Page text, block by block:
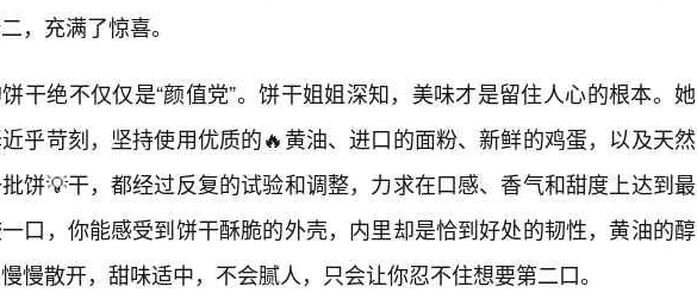
，充满了惊喜。
干绝不仅仅是“颜值党”。饼干姐姐深知，美味才是留住人心的根本。她
乎苛刻，坚持使用优质的🔥黄油、进口的面粉、新鲜的鸡蛋，以及天然
饼💡干，都经过反复的试验和调整，力求在口感、香气和甜度上达到最
口，你能感受到饼干酥脆的外壳，内里却是恰到好处的韧性，黄油的醇
慢散开，甜味适中，不会腻人，只会让你忍不住想要第二口。